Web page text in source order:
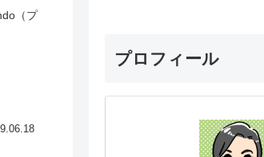
（プ
プロフィール